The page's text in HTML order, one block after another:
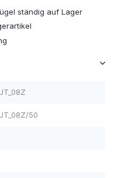
ständig auf Lager
50